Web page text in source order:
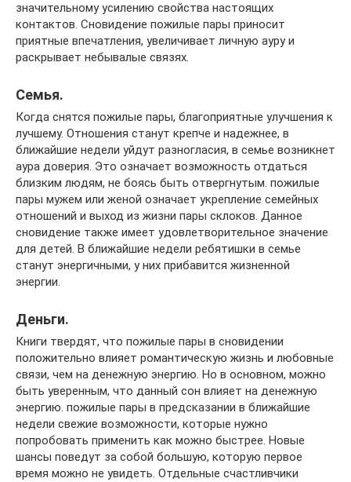
значительному усилению свойства настоящих
контактов. Сновидение пожилые пары приносит
приятные впечатления, увеличивает личную ауру и
раскрывает небывалые связях.
Семья.
Когда снятся пожилые пары, благоприятные улучшения к
лучшему. Отношения станут крепче и надежнее, в
ближайшие недели уйдут разногласия, в семье возникнет
аура доверия. Это означает возможность отдаться
близким людям, не боясь быть отвергнутым. пожилые
пары мужем или женой означает укрепление семейных
отношений и выход из жизни пары склоков. Данное
сновидение также имеет удовлетворительное значение
для детей. В ближайшие недели ребятишки в семье
станут энергичными, у них прибавится жизненной
энергии.
Деньги.
Книги твердят, что пожилые пары в сновидении
положительно влияет романтическую жизнь и любовные
связи, чем на денежную энергию. Но в основном, можно
быть уверенным, что данный сон влияет на денежную
энергию. пожилые пары в предсказании в ближайшие
недели свежие возможности, которые нужно
попробовать применить как можно быстрее. Новые
шансы поведут за собой большую, которую первое
время можно не увидеть. Отдельные счастливчики